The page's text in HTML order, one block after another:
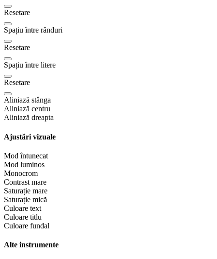
Resetare
Spațiu între rânduri
Resetare
Spațiu între litere
Resetare
Aliniază stânga
Aliniază centru
Aliniază dreapta
Ajustări vizuale
Mod întunecat
Mod luminos
Monocrom
Contrast mare
Saturație mare
Saturație mică
Culoare text
Culoare titlu
Culoare fundal
Alte instrumente